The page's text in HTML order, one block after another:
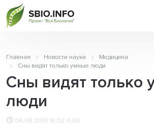
Главная Новости науки
Медицина
Сны видят только умные люди
Сны видят только
люди
06.08.2010 16:02 0.00